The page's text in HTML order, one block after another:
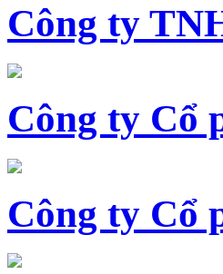
Công ty
Công ty Cổ
Công ty Cổ